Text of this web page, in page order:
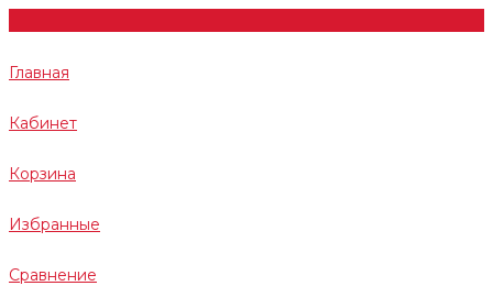
Главная
Кабинет
Корзина
Избранные
Сравнение